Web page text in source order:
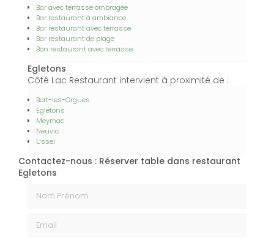
Bar avec terrasse ombragée
Bar restaurant à ambiance
Bar restaurant avec terrasse
Bar restaurant de plage
Bon restaurant avec terrasse
Egletons
Côté Lac Restaurant intervient à proximité de :
Bort-les-Orgues
Egletons
Meymac
Neuvic
Ussel
Contactez-nous : Réserver table dans restaurant
Egletons